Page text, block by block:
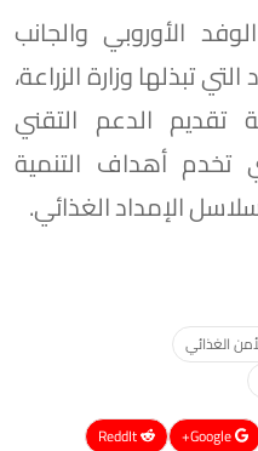
الأوروبي والجانب
تبذلها وزارة الزراعة،
تقديم الدعم التقني
تخدم أهداف التنمية
الإمداد الغذائي.
الغذائي
Google+
ReddIt